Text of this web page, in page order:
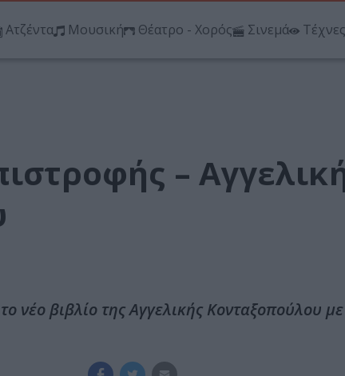
Ατζέντα Μουσική Θέατρο - Χορός Σινεμά Τέχνες
–
νέο βιβλίο της Αγγελικής Κονταξοπούλου